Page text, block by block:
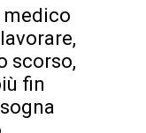
medico
scorso,
fin